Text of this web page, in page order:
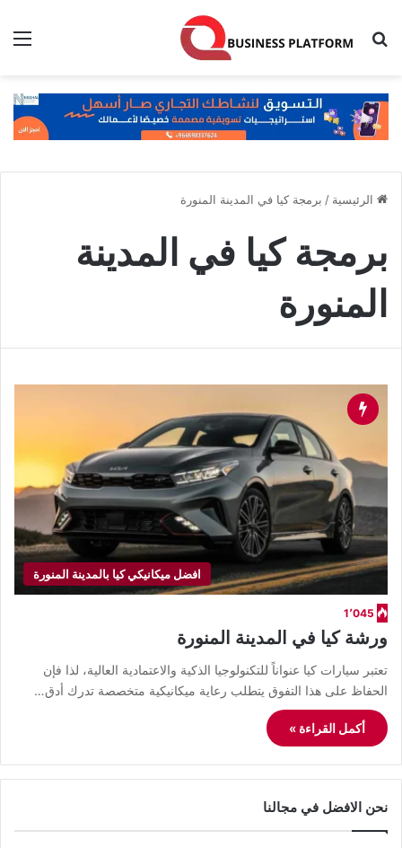
بحث عن
الرئيسية / برمجة كيا في المدينة المنورة
برمجة كيا في المدينة
المنورة
افضل ميكانيكي كيا بالمدينة المنورة
1٬045
ورشة كيا في المدينة المنورة
​تعتبر سيارات كيا عنواناً للتكنولوجيا الذكية والاعتمادية العالية، لذا فإن
الحفاظ على هذا التفوق يتطلب رعاية ميكانيكية متخصصة تدرك أدق…
أكمل القراءة »
نحن الافضل في مجالنا